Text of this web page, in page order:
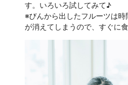
す。いろいろ試してみて♪
※びんから出したフルーツは
が消えてしまうので、すぐに食